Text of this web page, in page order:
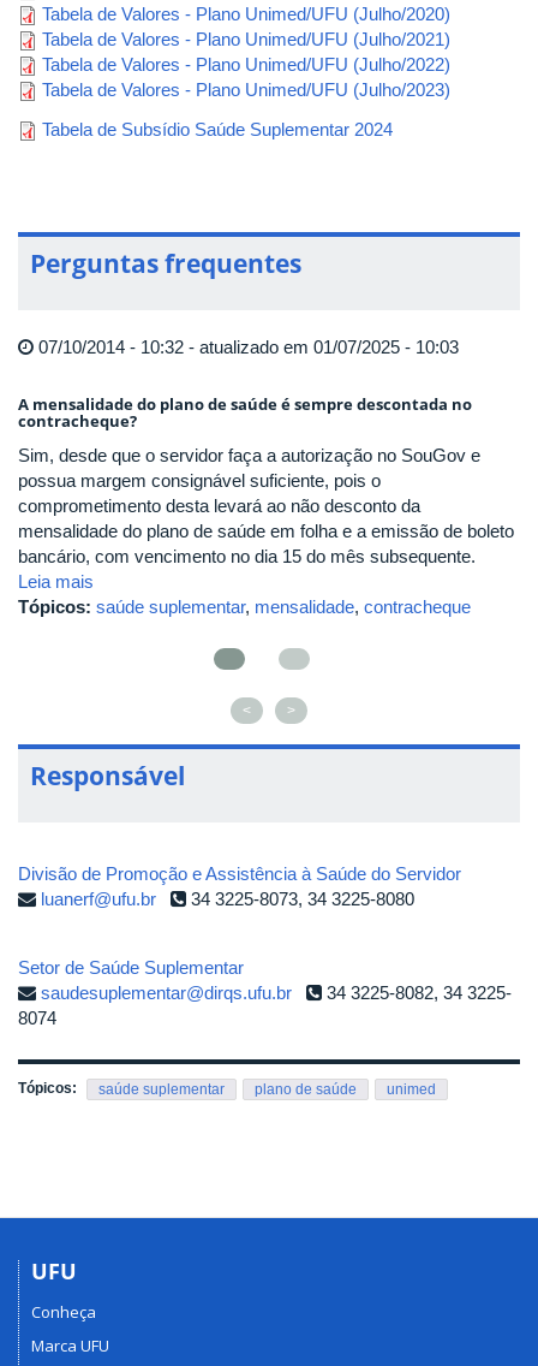
Tabela de Valores - Plano Unimed/UFU (Julho/2020)
Tabela de Valores - Plano Unimed/UFU (Julho/2021)
Tabela de Valores - Plano Unimed/UFU (Julho/2022)
Tabela de Valores - Plano Unimed/UFU (Julho/2023)
Tabela de Subsídio Saúde Suplementar 2024
Perguntas frequentes
07/10/2014 - 10:32 - atualizado em 01/07/2025 - 10:03
A mensalidade do plano de saúde é sempre descontada no
contracheque?
Sim, desde que o servidor faça a autorização no SouGov e
possua margem consignável suficiente, pois o
comprometimento desta levará ao não desconto da
mensalidade do plano de saúde em folha e a emissão de boleto
bancário, com vencimento no dia 15 do mês subsequente.
Leia mais
Tópicos: saúde suplementar, mensalidade, contracheque
< >
Responsável
Divisão de Promoção e Assistência à Saúde do Servidor
luanerf@ufu.br
34 3225-8073, 34 3225-8080
Setor de Saúde Suplementar
saudesuplementar@dirqs.ufu.br
34 3225-8082, 34 3225-
8074
Tópicos: saúde suplementar plano de saúde unimed
UFU
Conheça
Marca UFU